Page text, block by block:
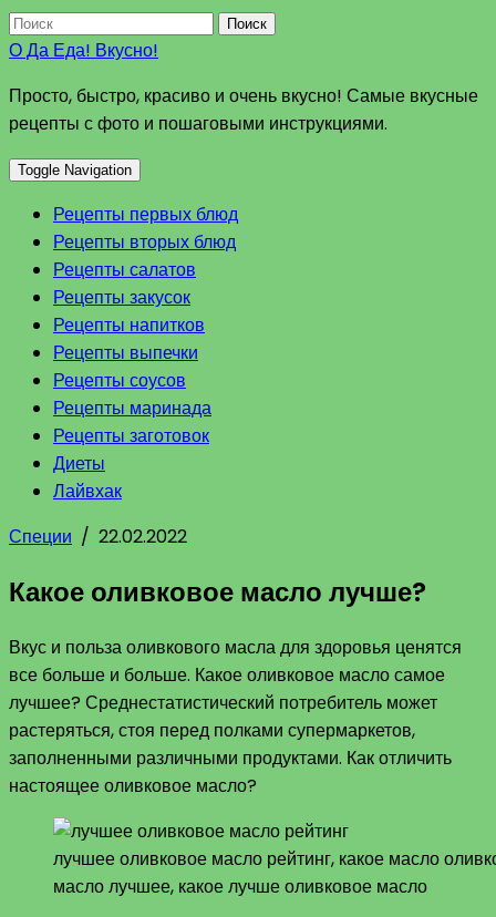
Поиск
О Да Еда! Вкусно!
Просто, быстро, красиво и очень вкусно! Самые вкусные
рецепты с фото и пошаговыми инструкциями.
Toggle Navigation
Рецепты первых блюд
Рецепты вторых блюд
Рецепты салатов
Рецепты закусок
Рецепты напитков
Рецепты выпечки
Рецепты соусов
Рецепты маринада
Рецепты заготовок
Диеты
Лайвхак
Специи / 22.02.2022
Какое оливковое масло лучше?
Вкус и польза оливкового масла для здоровья ценятся
все больше и больше. Какое оливковое масло самое
лучшее? Среднестатистический потребитель может
растеряться, стоя перед полками супермаркетов,
заполненными различными продуктами. Как отличить
настоящее оливковое масло?
лучшее оливковое масло рейтинг, какое масло
масло лучшее, какое лучше оливковое масло